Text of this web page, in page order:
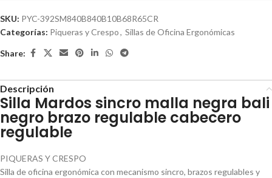
SKU: PYC-392SM840B840B10B68R65CR
Categorías: Piqueras y Crespo, Sillas de Oficina Ergonómicas
Share:
Descripción
Silla Mardos sincro malla negra bali
negro brazo regulable cabecero
regulable
PIQUERAS Y CRESPO
Silla de oficina ergonómica con mecanismo sincro, brazos regulables y